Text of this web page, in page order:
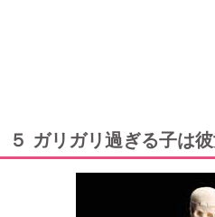
５ ガリガリ過ぎる子は